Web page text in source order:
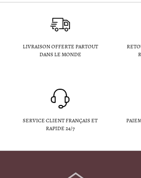
LIVRAISON OFFERTE PARTOUT
DANS LE MONDE
SERVICE CLIENT FRANÇAIS ET
RAPIDE 24/7